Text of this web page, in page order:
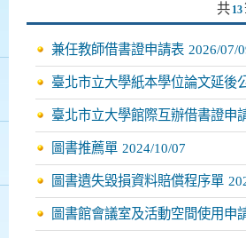
共 13
兼任教師借書證申請表 2026/07/
臺北市立大學紙本學位論文延後
臺北市立大學館際互辦借書證申
圖書推薦單 2024/10/07
圖書遺失毀損資料賠償程序單
圖書館會議室及活動空間使用申